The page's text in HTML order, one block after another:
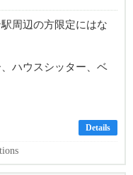
周辺の方限定にはな
ハウスシッター、ベ
Details